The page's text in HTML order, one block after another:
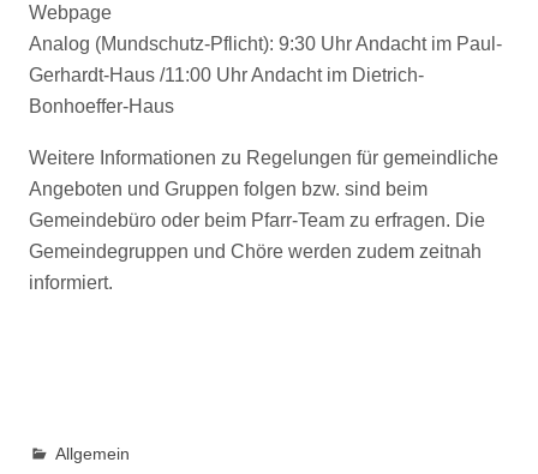
Webpage
Analog (Mundschutz-Pflicht): 9:30 Uhr Andacht im Paul-
Gerhardt-Haus /11:00 Uhr Andacht im Dietrich-
Bonhoeffer-Haus
Weitere Informationen zu Regelungen für gemeindliche
Angeboten und Gruppen folgen bzw. sind beim
Gemeindebüro oder beim Pfarr-Team zu erfragen. Die
Gemeindegruppen und Chöre werden zudem zeitnah
informiert.
Allgemein